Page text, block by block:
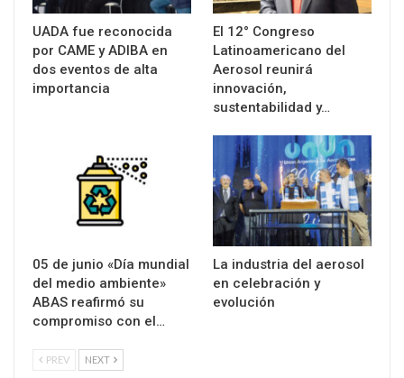
UADA fue reconocida
por CAME y ADIBA en
dos eventos de alta
importancia
El 12° Congreso
Latinoamericano del
Aerosol reunirá
innovación,
sustentabilidad y…
05 de junio «Día mundial
del medio ambiente»
ABAS reafirmó su
compromiso con el…
La industria del aerosol
en celebración y
evolución
PREV NEXT